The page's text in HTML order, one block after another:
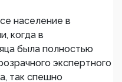
население в
когда в
была полностью
экспертного
так спешно